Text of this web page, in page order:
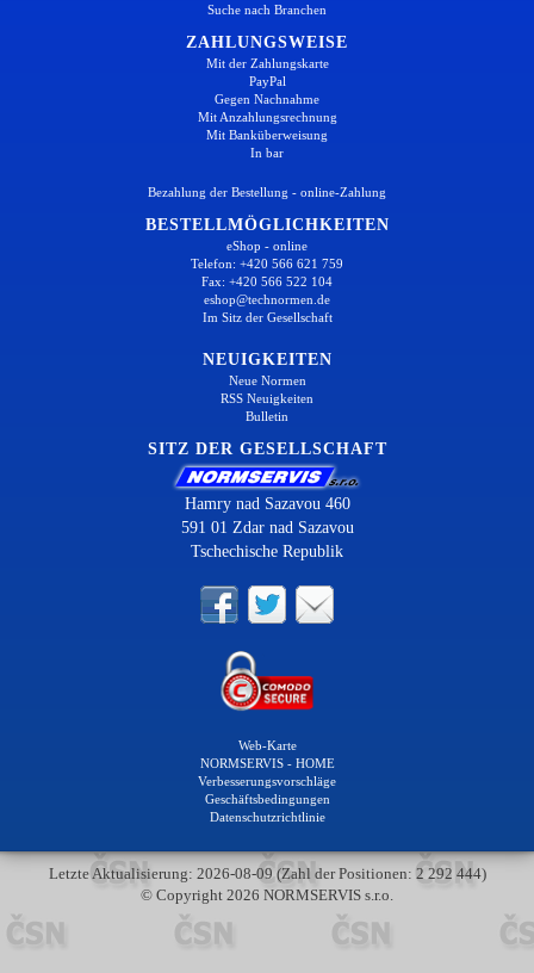
Suche nach Branchen
ZAHLUNGSWEISE
Mit der Zahlungskarte
PayPal
Gegen Nachnahme
Mit Anzahlungsrechnung
Mit Banküberweisung
In bar
Bezahlung der Bestellung - online-Zahlung
BESTELLMÖGLICHKEITEN
eShop - online
Telefon: +420 566 621 759
Fax: +420 566 522 104
eshop@technormen.de
Im Sitz der Gesellschaft
NEUIGKEITEN
Neue Normen
RSS Neuigkeiten
Bulletin
SITZ DER GESELLSCHAFT
Hamry nad Sazavou 460
591 01 Zdar nad Sazavou
Tschechische Republik
Web-Karte
NORMSERVIS - HOME
Verbesserungsvorschläge
Geschäftsbedingungen
Datenschutzrichtlinie
Letzte Aktualisierung: 2026-08-09 (Zahl der Positionen: 2 292 444)
© Copyright 2026 NORMSERVIS s.r.o.